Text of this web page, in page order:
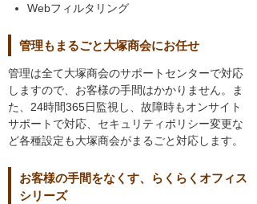
Webフィルタリング
管理もまるごと大塚商会にお任せ
管理は全て大塚商会のサポートセンターで対応
しますので、お客様の手間はかかりません。ま
た、24時間365日監視し、故障時もオンサイト
サポートで対応、セキュリティポリシー変更な
ど各種設定も大塚商会がまるごと対応します。
お客様の手間をなくす、らくらくオフィス
シリーズ